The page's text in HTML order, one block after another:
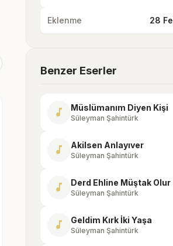
Eklenme 28
Benzer Eserler
music_note Müslümanım Diyen Kişi
Süleyman Şahintürk
music_note Akilsen Anlayıver
Süleyman Şahintürk
music_note Derd Ehline Müştak Olur
Süleyman Şahintürk
music_note Geldim Kırk İki Yaşa
Süleyman Şahintürk